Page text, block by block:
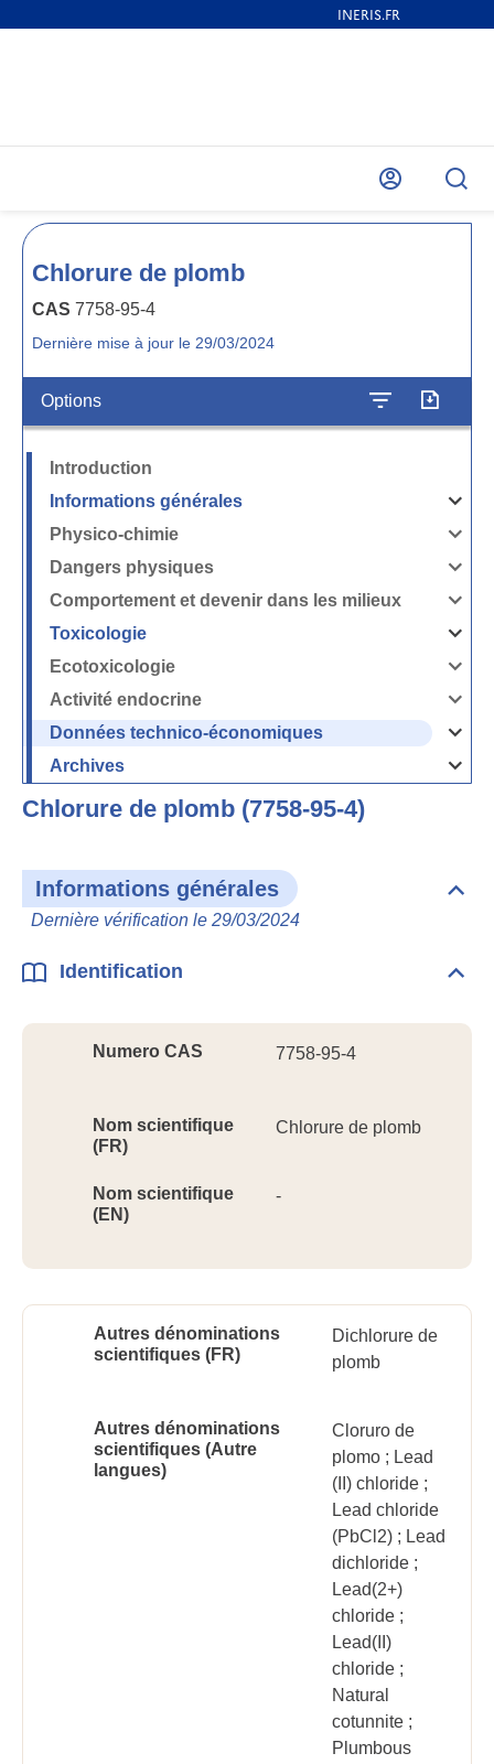
Mon
Chlorure de plomb
CAS 7758-95-4
Dernière mise à jour le 29/03/2024
Options
Introduction
Informations générales
Ouvrir
la
générales
Physico-chimie
Ouvrir
la
chimie
Dangers physiques
Ouvrir
la
Comportement et devenir dans les milieux
Ouvrir
la
et
les
milieux
Toxicologie
Ouvrir
la
Ecotoxicologie
Ouvrir
la
Activité endocrine
Ouvrir
la
endocrine
Données technico-économiques
Ouvrir
la
Données
Archives
Ouvrir
Chlorure de plomb (7758-95-4)
Informations générales
Dernière vérification le 29/03/2024
Identification
Numero CAS 7758-95-4
Nom scientifique
(FR)
Chlorure de plomb
Nom scientifique
(EN)
-
Autres dénominations
scientifiques (FR)
Dichlorure de
plomb
Autres dénominations
scientifiques (Autre
langues)
Cloruro de
plomo ; Lead
(II) chloride ;
Lead chloride
(PbCl2) ; Lead
dichloride ;
Lead(2+)
chloride ;
Lead(II)
chloride ;
Natural
cotunnite ;
Plumbous